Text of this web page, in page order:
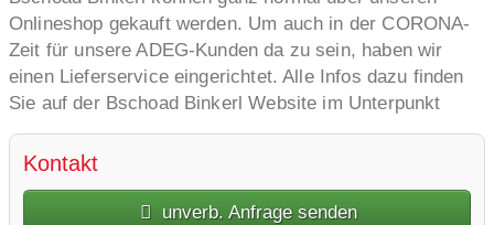
Onlineshop gekauft werden. Um auch in der CORONA-
Zeit für unsere ADEG-Kunden da zu sein, haben wir
einen Lieferservice eingerichtet. Alle Infos dazu finden
Sie auf der Bschoad Binkerl Website im Unterpunkt
"CORONA".
Bleiben Sie daheim - bleiben Sie gesund!
Kontakt
unverb. Anfrage senden